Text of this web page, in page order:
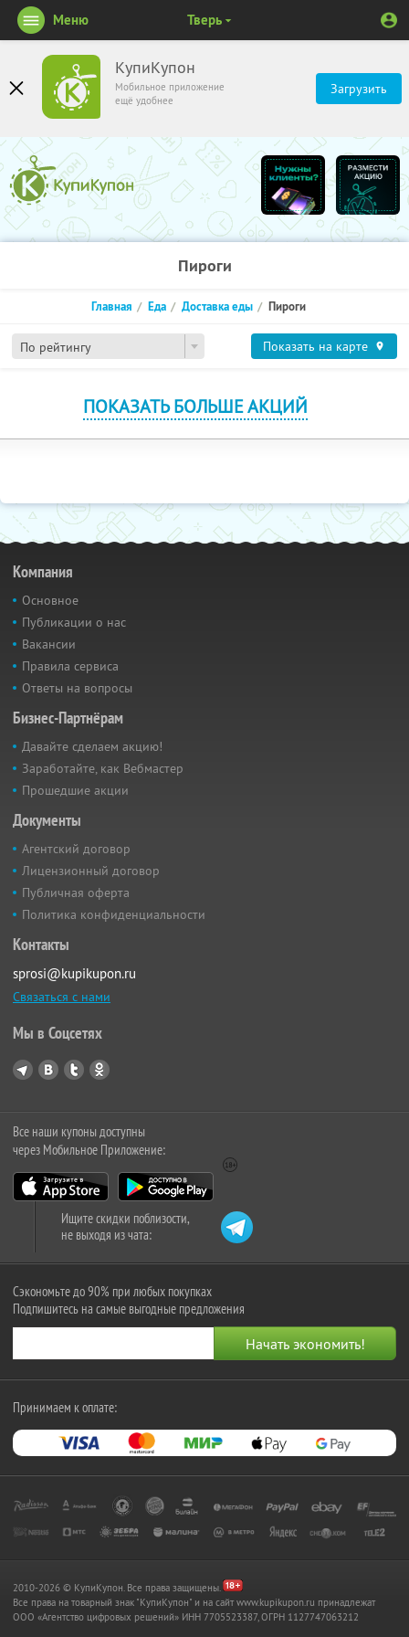
КупиКупон
Мобильное приложение
ещё удобнее
Загрузить
Меню Тверь
Пироги
По рейтингу
Главная Еда Доставка еды Пироги
Показать на карте
ПОКАЗАТЬ БОЛЬШЕ АКЦИЙ
Компания
Основное
Публикации о нас
Вакансии
Правила сервиса
Ответы на вопросы
Бизнес-Партнёрам
Давайте сделаем акцию!
Заработайте, как Вебмастер
Прошедшие акции
Документы
Агентский договор
Лицензионный договор
Публичная оферта
Политика конфиденциальности
Контакты
sprosi@kupikupon.ru
Связаться с нами
Мы в Соцсетях
Все наши купоны доступны
через Мобильное Приложение:
Ищите скидки поблизости,
не выходя из чата:
Сэкономьте до 90% при любых покупках
Подпишитесь на самые выгодные предложения
Принимаем к оплате:
2010-2026 © КупиКупон. Все права защищены.
Все права на товарный знак "КупиКупон" и на сайт www.kupikupon.ru принадлежат
OOO «Агентство цифровых решений» ИНН 7705523387, ОГРН 1127747063212